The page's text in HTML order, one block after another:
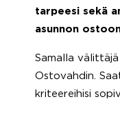
tarpeesi sekä
asunnon
Samalla
Ostovahdin.
kriteereihisi